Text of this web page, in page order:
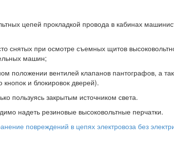
цепей прокладкой провода в кабинах
снятых при осмотре съемных щитов
машин;
положении вентилей клапанов пантографов, а
и блокировок дверей).
пользуясь закрытым источником света.
надеть резиновые высоковольтные перчатки.
повреждений в цепях электровоза без